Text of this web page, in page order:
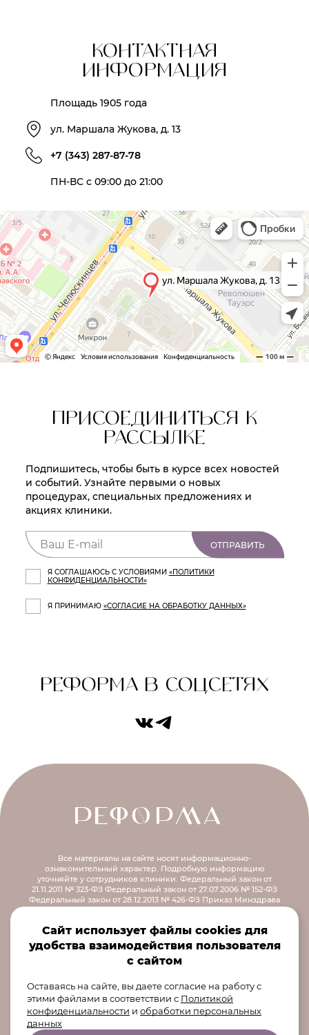
Сайт использует файлы cookies для
удобства взаимодействия пользователя
с сайтом
Оставаясь на сайте, вы даете согласие на работу с
этими файлами в соответствии с Политикой
конфиденциальности и обработки персональных
данных
КОНТАКТНАЯ
ИНФОРМАЦИЯ
Площадь 1905 года
ул. Маршала Жукова, д. 13
+7 (343) 287-87-78
ПН-ВС с 09:00 до 21:00
ПРИСОЕДИНИТЬСЯ К
РАССЫЛКЕ
Подпишитесь, чтобы быть в курсе всех новостей
и событий. Узнайте первыми о новых
процедурах, специальных предложениях и
акциях клиники.
ОТПРАВИТЬ
Я СОГЛАШАЮСЬ С УСЛОВИЯМИ «ПОЛИТИКИ
КОНФИДЕНЦИАЛЬНОСТИ»
Я ПРИНИМАЮ «СОГЛАСИЕ НА ОБРАБОТКУ ДАННЫХ»
РЕФОРМА В СОЦСЕТЯХ
Все материалы на сайте носят информационно-
ознакомительный характер. Подробную информацию
уточняйте у сотрудников клиники. Федеральный закон от
21.11.2011 № 323-ФЗ Федеральный закон от 27.07.2006 № 152-ФЗ
Федеральный закон от 28.12.2013 № 426-ФЗ Приказ Минздрава
© 2026 ООО «Реформа
Екатеринбург» 620000,
Свердловская область, г
Жукова, д. 13, пом. 8-10